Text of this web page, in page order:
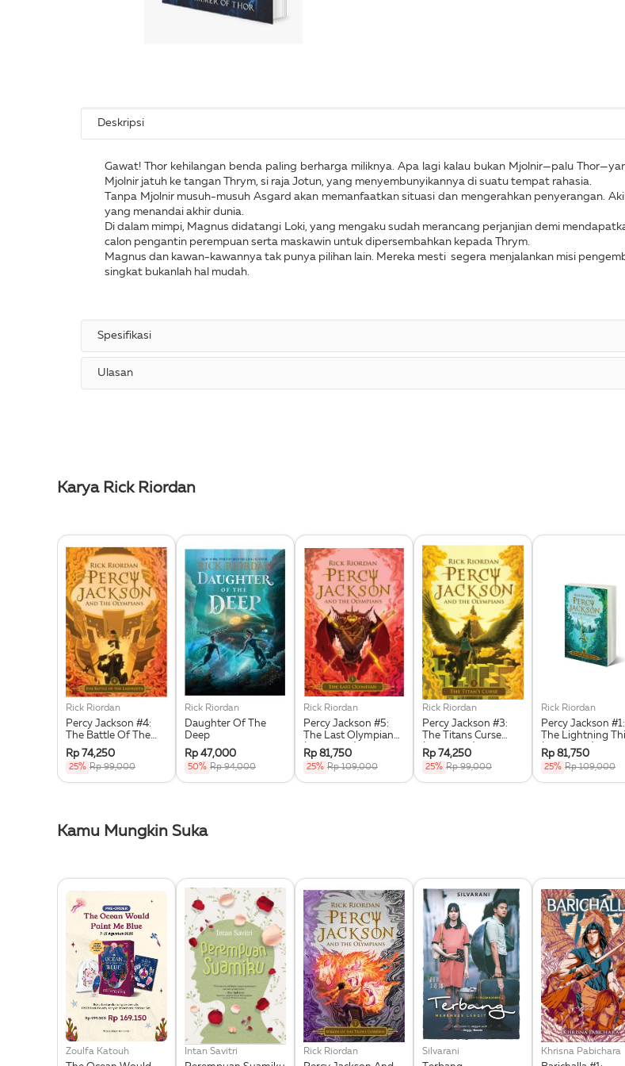
Deskripsi
Gawat! Thor kehilangan benda paling berharga miliknya. Apa lagi kalau bukan Mjolnir—palu
Mjolnir jatuh ke tangan Thrym, si raja Jotun, yang menyembunyikannya di suatu tempat rahasia.
Tanpa Mjolnir musuh-musuh Asgard akan memanfaatkan situasi dan mengerahkan penyerangan.
yang menandai akhir dunia.
Di dalam mimpi, Magnus didatangi Loki, yang mengaku sudah merancang perjanjian demi
calon pengantin perempuan serta maskawin untuk dipersembahkan kepada Thrym.
Magnus dan kawan-kawannya tak punya pilihan lain. Mereka mesti segera menjalankan misi
singkat bukanlah hal mudah.
Spesifikasi
Ulasan
Karya Rick Riordan
Rick Riordan
Percy Jackson #4:
The Battle Of The
Labyrinth
(Republish)
Rp 74,250
25% Rp 99,000
Rick Riordan
Daughter Of The
Deep
Rp 47,000
50% Rp 94,000
Rick Riordan
Percy Jackson #5:
The Last Olympian
(Republish)
Rp 81,750
25% Rp 109,000
Rick Riordan
Percy Jackson #3:
The Titans Curse
(Republish)
Rp 74,250
25% Rp 99,000
Rick Riordan
Percy Jackson #1:
The Lightning
(Republish)
Rp 81,750
25% Rp 109,000
Kamu Mungkin Suka
Zoulfa Katouh Intan Savitri Rick Riordan Silvarani Khrisna Pabichara